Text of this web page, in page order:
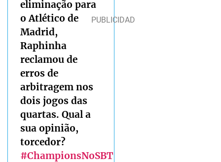
eliminação para
o Atlético de
Madrid,
Raphinha
reclamou de
erros de
arbitragem nos
dois jogos das
quartas. Qual a
sua opinião,
torcedor?
#ChampionsNoSBT